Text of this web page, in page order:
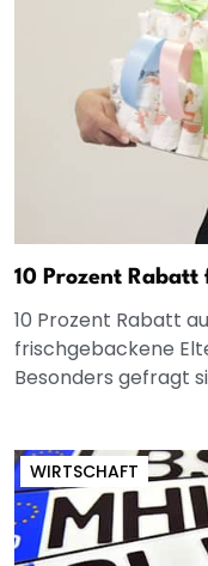
10 Prozent
10 Prozent Rabatt
frischgebackene
Besonders gefragt
WIRTSCHAFT